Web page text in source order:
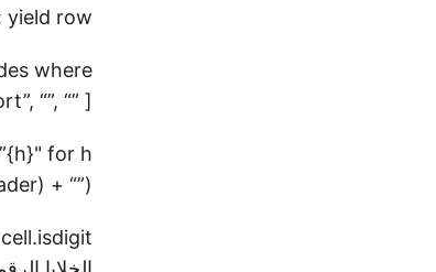
yield row
where
”, “”, “” ]
{h}" for h
+ “”)